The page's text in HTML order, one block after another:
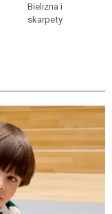
Bielizna i
skarpety